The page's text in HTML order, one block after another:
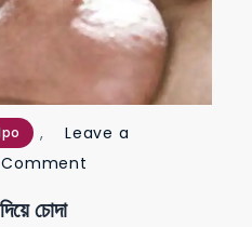
,
Leave a
Comment
চোদা